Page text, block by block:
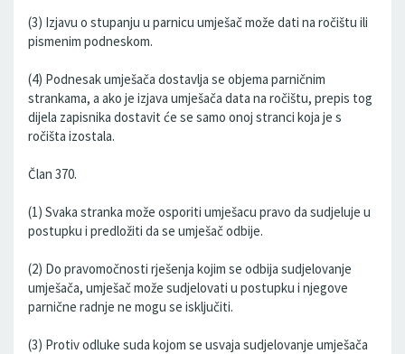
(3) Izjavu o stupanju u parnicu umješač može dati na ročištu ili
pismenim podneskom.
(4) Podnesak umješača dostavlja se objema parničnim
strankama, a ako je izjava umješača data na ročištu, prepis tog
dijela zapisnika dostavit će se samo onoj stranci koja je s
ročišta izostala.
Član 370.
(1) Svaka stranka može osporiti umješacu pravo da sudjeluje u
postupku i predložiti da se umješač odbije.
(2) Do pravomočnosti rješenja kojim se odbija sudjelovanje
umješača, umješač može sudjelovati u postupku i njegove
parnične radnje ne mogu se isključiti.
(3) Protiv odluke suda kojom se usvaja sudjelovanje umješača